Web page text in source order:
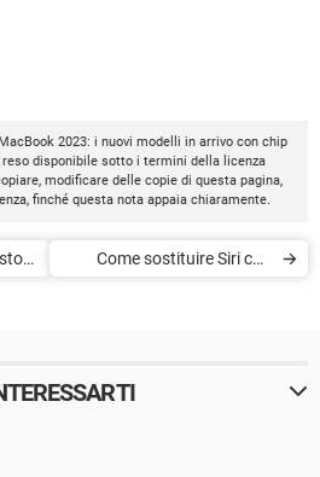
2023: i nuovi modelli in arrivo con chip
reso disponibile sotto i termini della licenza
modificare delle copie di questa pagina,
finché questa nota appaia chiaramente.
Come sostituire Siri con